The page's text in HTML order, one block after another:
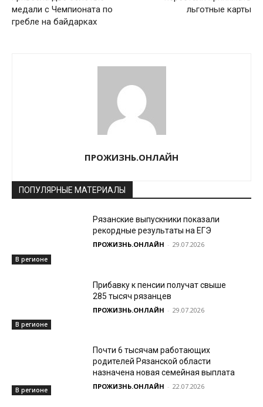
медали с Чемпионата по
гребле на байдарках
льготные карты
ПРОЖИЗНЬ.ОНЛАЙН
ПОПУЛЯРНЫЕ МАТЕРИАЛЫ
В регионе
Рязанские выпускники показали
рекордные результаты на ЕГЭ
ПРОЖИЗНЬ.ОНЛАЙН - 29.07.2026
В регионе
Прибавку к пенсии получат свыше
285 тысяч рязанцев
ПРОЖИЗНЬ.ОНЛАЙН - 29.07.2026
В регионе
Почти 6 тысячам работающих
родителей Рязанской области
назначена новая семейная выплата
ПРОЖИЗНЬ.ОНЛАЙН - 22.07.2026